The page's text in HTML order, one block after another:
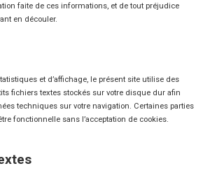
faite de ces informations, et de tout préjudice
en découler.
et d’affichage, le présent site utilise des
fichiers textes stockés sur votre disque dur afin
techniques sur votre navigation. Certaines parties
fonctionnelle sans l’acceptation de cookies.